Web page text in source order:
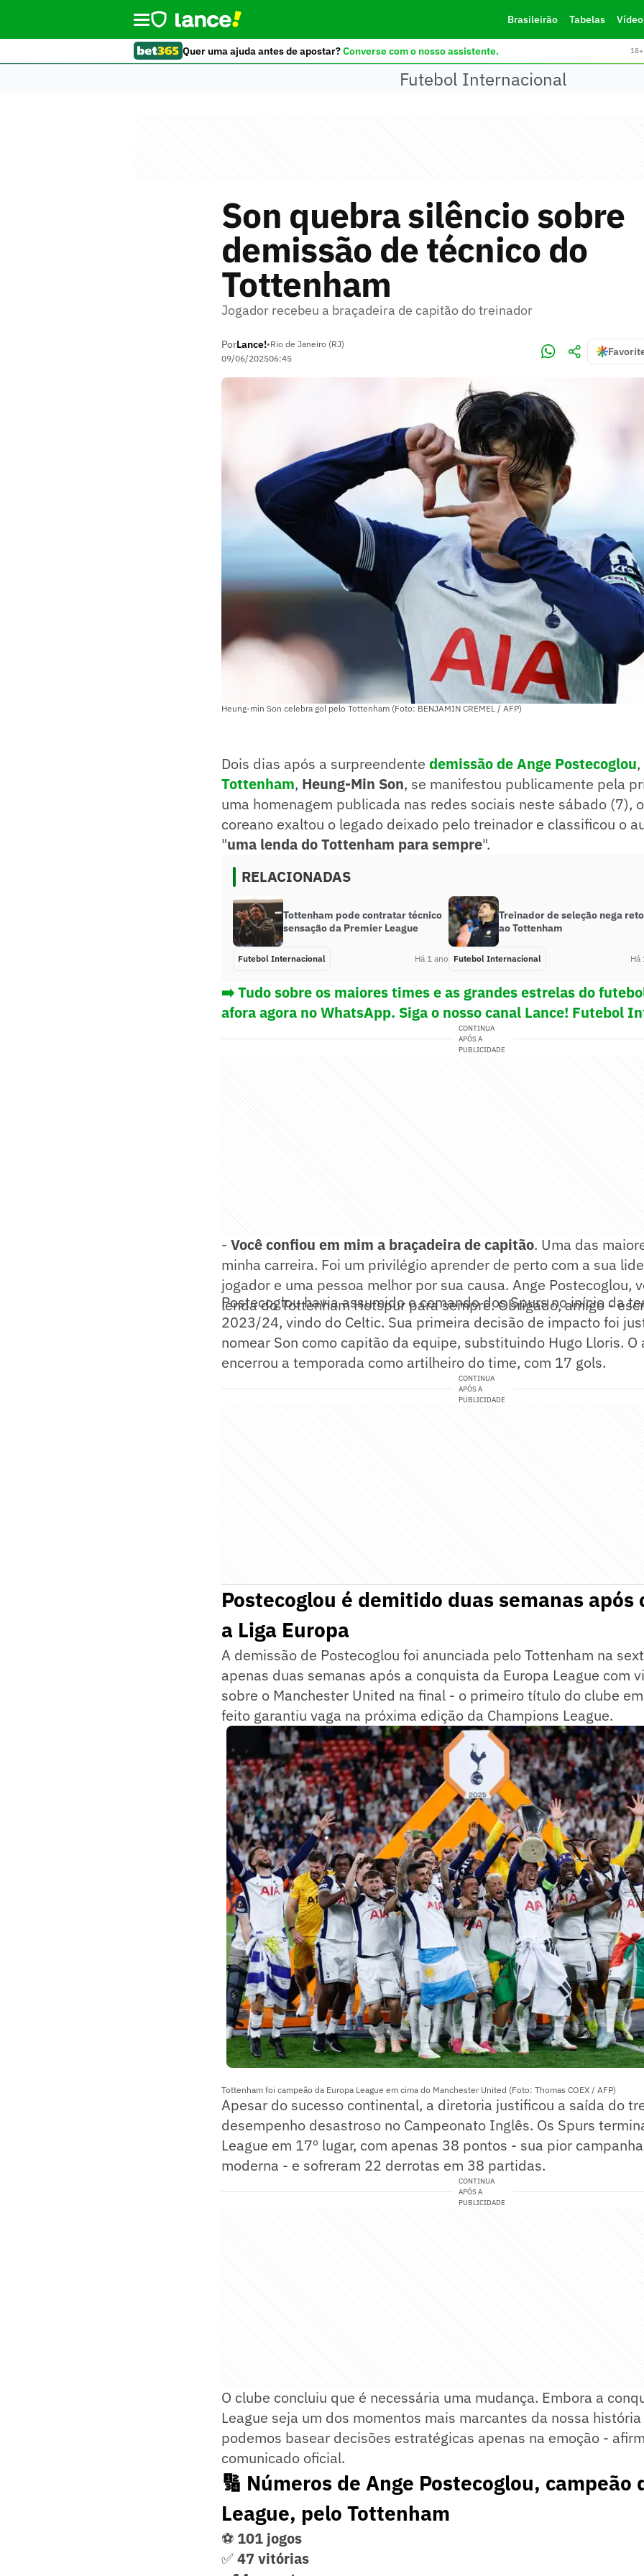
Brasileirão Tabelas
Quer uma ajuda antes de apostar?Converse com o nosso assistente.
Futebol Internacional
Son quebra silêncio sobre
demissão de técnico do
Tottenham
Jogador recebeu a braçadeira de capitão do treinador
PorLance!•Rio de Janeiro (RJ)
09/06/202506:45
Heung-min Son celebra gol pelo Tottenham (Foto: BENJAMIN CREMEL / AFP)
Dois dias após a surpreendente demissão de Ange Postecoglou
Tottenham, Heung-Min Son, se manifestou publicamente pela
uma homenagem publicada nas redes sociais neste sábado (7),
coreano exaltou o legado deixado pelo treinador e classificou o
"uma lenda do Tottenham para sempre".
RELACIONADAS
Tottenham pode contratar técnico
sensação da Premier League
Futebol Internacional Há 1 ano
Treinador de seleção nega
ao Tottenham
Futebol Internacional Há
➡️ Tudo sobre os maiores times e as grandes estrelas do
afora agora no WhatsApp. Siga o nosso canal Lance! Futebol
CONTINUA
APÓS A
PUBLICIDADE
- Você confiou em mim a braçadeira de capitão. Uma das
minha carreira. Foi um privilégio aprender de perto com a sua
jogador e uma pessoa melhor por sua causa. Ange Postecoglou,
lenda do Tottenham Hotspur para sempre. Obrigado, amigo -
Postecoglou havia assumido o comando dos Spurs no início da
2023/24, vindo do Celtic. Sua primeira decisão de impacto foi
nomear Son como capitão da equipe, substituindo Hugo Lloris. O
encerrou a temporada como artilheiro do time, com 17 gols.
CONTINUA
APÓS A
PUBLICIDADE
Postecoglou é demitido duas semanas
a Liga Europa
A demissão de Postecoglou foi anunciada pelo Tottenham na
apenas duas semanas após a conquista da Europa League com
sobre o Manchester United na final - o primeiro título do clube
feito garantiu vaga na próxima edição da Champions League.
Tottenham foi campeão da Europa League em cima do Manchester United (Foto: Thomas COEX / AFP)
Apesar do sucesso continental, a diretoria justificou a saída do
desempenho desastroso no Campeonato Inglês. Os Spurs
League em 17º lugar, com apenas 38 pontos - sua pior
moderna - e sofreram 22 derrotas em 38 partidas.
CONTINUA
APÓS A
PUBLICIDADE
O clube concluiu que é necessária uma mudança. Embora a
League seja um dos momentos mais marcantes da nossa
podemos basear decisões estratégicas apenas na emoção -
comunicado oficial.
🔢 Números de Ange Postecoglou, campeão
League, pelo Tottenham
⚽ 101 jogos
✅47 vitórias